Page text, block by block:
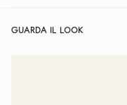
GUARDA IL LOOK